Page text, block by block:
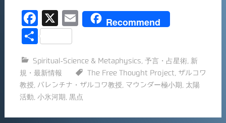
F
a
e
b
o
o
X
E
l
Recommend
共
Spiritual-Science & Metaphysics 予言・占星術, 新
規・最新情報
The Free Thought Project
ザルコワ
教授
バレンチナ・ザルコワ教授 マウンダー極小期
太陽
活動 小氷河期 黒点